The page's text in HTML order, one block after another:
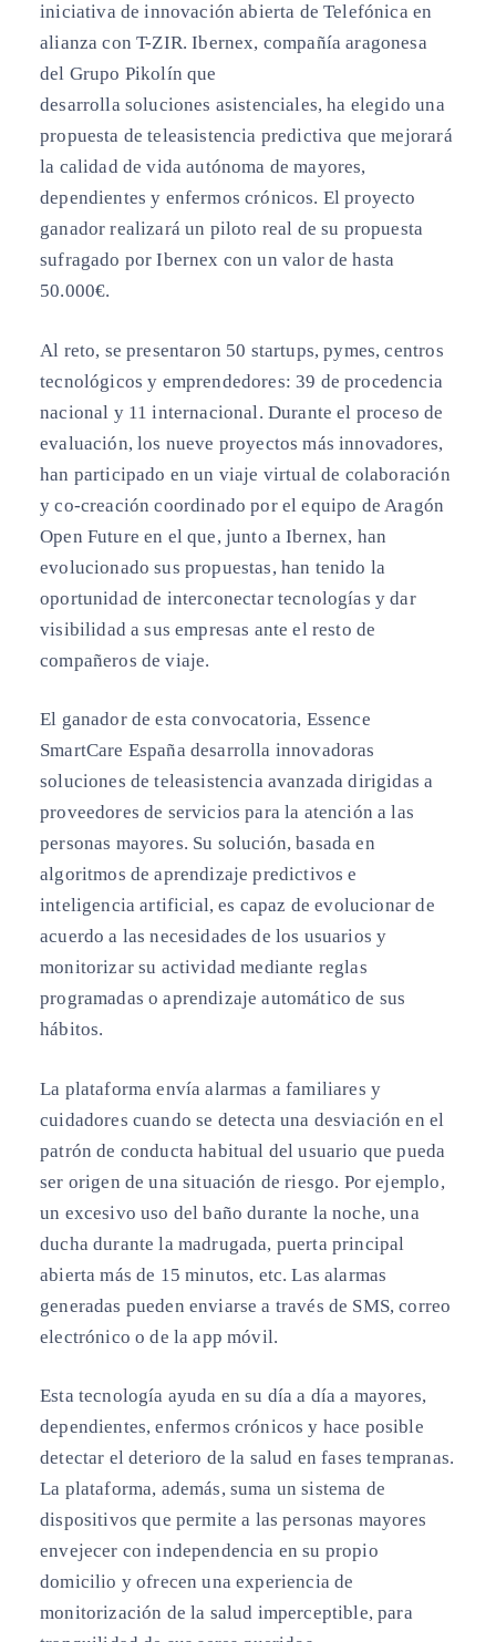
iniciativa de innovación abierta de Telefónica en
alianza con T-ZIR. Ibernex, compañía aragonesa
del Grupo Pikolín que
desarrolla soluciones asistenciales, ha elegido una
propuesta de teleasistencia predictiva que mejorará
la calidad de vida autónoma de mayores,
dependientes y enfermos crónicos. El proyecto
ganador realizará un piloto real de su propuesta
sufragado por Ibernex con un valor de hasta
50.000€.
Al reto, se presentaron 50 startups, pymes, centros
tecnológicos y emprendedores: 39 de procedencia
nacional y 11 internacional. Durante el proceso de
evaluación, los nueve proyectos más innovadores,
han participado en un viaje virtual de colaboración
y co-creación coordinado por el equipo de Aragón
Open Future en el que, junto a Ibernex, han
evolucionado sus propuestas, han tenido la
oportunidad de interconectar tecnologías y dar
visibilidad a sus empresas ante el resto de
compañeros de viaje.
El ganador de esta convocatoria, Essence
SmartCare España desarrolla innovadoras
soluciones de teleasistencia avanzada dirigidas a
proveedores de servicios para la atención a las
personas mayores. Su solución, basada en
algoritmos de aprendizaje predictivos e
inteligencia artificial, es capaz de evolucionar de
acuerdo a las necesidades de los usuarios y
monitorizar su actividad mediante reglas
programadas o aprendizaje automático de sus
hábitos.
La plataforma envía alarmas a familiares y
cuidadores cuando se detecta una desviación en el
patrón de conducta habitual del usuario que pueda
ser origen de una situación de riesgo. Por ejemplo,
un excesivo uso del baño durante la noche, una
ducha durante la madrugada, puerta principal
abierta más de 15 minutos, etc. Las alarmas
generadas pueden enviarse a través de SMS, correo
electrónico o de la app móvil.
Esta tecnología ayuda en su día a día a mayores,
dependientes, enfermos crónicos y hace posible
detectar el deterioro de la salud en fases tempranas.
La plataforma, además, suma un sistema de
dispositivos que permite a las personas mayores
envejecer con independencia en su propio
domicilio y ofrecen una experiencia de
monitorización de la salud imperceptible, para